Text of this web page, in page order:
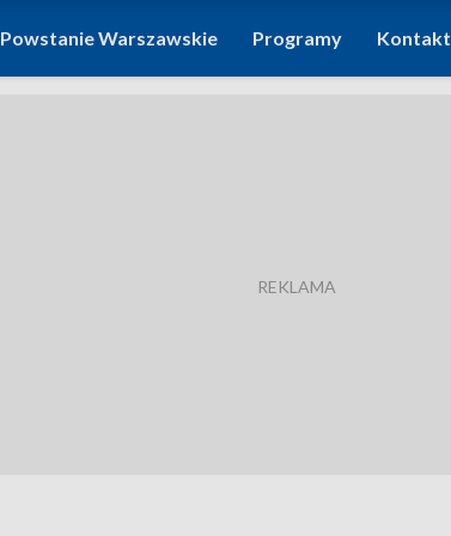
Powstanie Warszawskie Programy Kontakt